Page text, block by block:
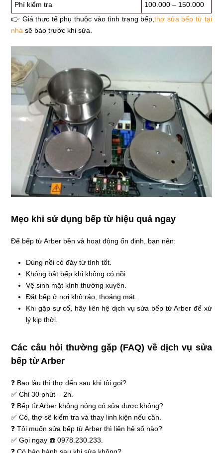
Phí kiểm tra
100.000 – 150.000
👉 Giá thực tế phụ thuộc vào tình trạng bếp,thợ sửa bếp từ tại
nhà sẽ báo trước khi sửa.
Mẹo khi sử dụng bếp từ hiệu quả ngay
Để bếp từ Arber bền và hoạt động ổn định, bạn nên:
Dùng nồi có đáy từ tính tốt.
Không bật bếp khi không có nồi.
Vệ sinh mặt kính thường xuyên.
Đặt bếp ở nơi khô ráo, thoáng mát.
Khi gặp sự cố, hãy liên hệ dịch vụ sửa bếp từ Arber để xử
lý kịp thời.
Các câu hỏi thường gặp (FAQ) về dịch vụ sửa
bếp từ Arber
❓ Bao lâu thì thợ đến sau khi tôi gọi?
✅ Chỉ 30 phút – 2h.
❓ Bếp từ Arber không nóng có sửa được không?
✅ Có, thợ sẽ kiểm tra và thay linh kiện nếu cần.
❓ Tôi muốn sửa bếp từ Arber thì liên hệ số nào?
✅ Gọi ngay ☎️ 0978.230.233.
❓ Có bảo hành sau khi sửa không?